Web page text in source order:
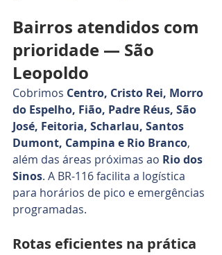
Bairros atendidos com
prioridade — São
Leopoldo
Cobrimos Centro, Cristo Rei, Morro
do Espelho, Fião, Padre Réus, São
José, Feitoria, Scharlau, Santos
Dumont, Campina e Rio Branco,
além das áreas próximas ao Rio dos
Sinos. A BR‑116 facilita a logística
para horários de pico e emergências
programadas.
Rotas eficientes na prática